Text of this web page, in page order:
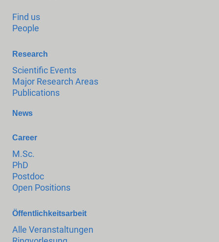
Find us
People
Research
Scientific Events
Major Research Areas
Publications
News
Career
M.Sc.
PhD
Postdoc
Open Positions
Öffentlichkeitsarbeit
Alle Veranstaltungen